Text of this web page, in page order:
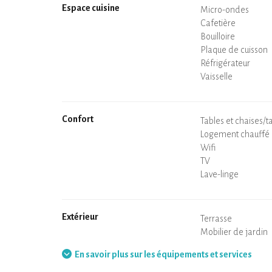
Espace cuisine
Micro-ondes
Cafetière
Bouilloire
Plaque de cuisson
Four
Réfrigérateur
Vaisselle
Confort Spa
Sauna privatif
Tables et chaises/
Air conditionné
Logement chauffé
Poêle à bois
Cheminée
Wifi
TV
Sèche-cheveux
Fer à repasser
Lave-linge
Extérieur
Terrasse
Mobilier de jardin
En savoir plus sur les équipements et services